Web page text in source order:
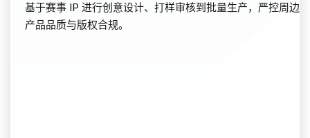
基于赛事 IP 进行创意设计、打样审核到批量生产，严控周边
产品品质与版权合规。